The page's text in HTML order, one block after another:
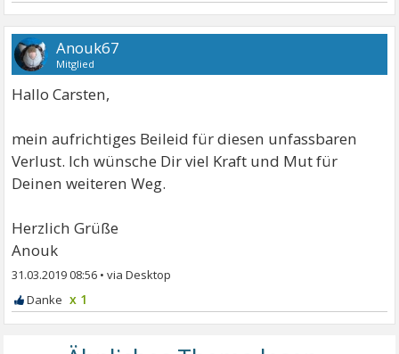
Anouk67
Mitglied
Hallo Carsten,
mein aufrichtiges Beileid für diesen unfassbaren
Verlust. Ich wünsche Dir viel Kraft und Mut für
Deinen weiteren Weg.
Herzlich Grüße
Anouk
31.03.2019 08:56 •
x 1